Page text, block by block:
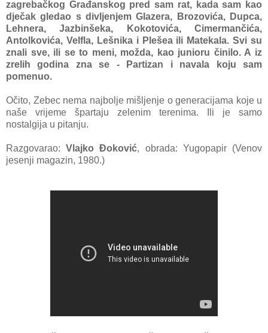
zagrebačkog Građanskog pred sam rat, kada sam kao
dječak gledao s divljenjem Glazera, Brozovića, Dupca,
Lehnera, Jazbinšeka, Kokotovića, Cimermančića,
Antolkovića, Velfla, Lešnika i Plešea ili Matekala. Svi su
znali sve, ili se to meni, možda, kao junioru činilo. A iz
zrelih godina zna se - Partizan i navala koju sam
pomenuo.
Očito, Zebec nema najbolje mišljenje o generacijama koje u
naše vrijeme špartaju zelenim terenima. Ili je samo
nostalgija u pitanju.
Razgovarao:Vlajko Đoković, obrada: Yugopapir (Venov
jesenji magazin, 1980.)